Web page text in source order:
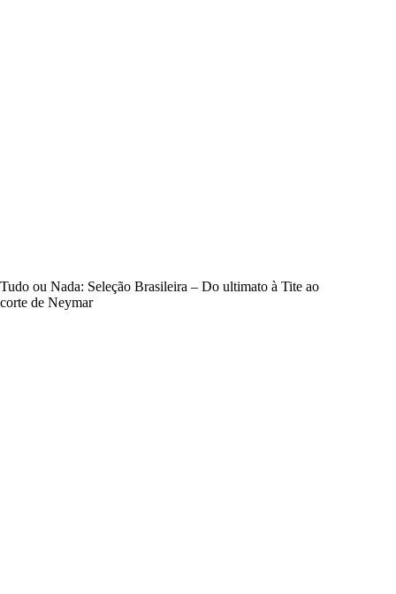
Tudo ou Nada: Seleção Brasileira – Do ultimato à Tite ao
corte de Neymar